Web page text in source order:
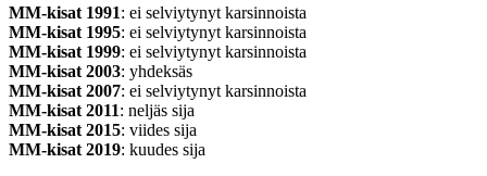
MM-kisat 1991: ei selviytynyt karsinnoista
MM-kisat 1995: ei selviytynyt karsinnoista
MM-kisat 1999: ei selviytynyt karsinnoista
MM-kisat 2003: yhdeksäs
MM-kisat 2007: ei selviytynyt karsinnoista
MM-kisat 2011: neljäs sija
MM-kisat 2015: viides sija
MM-kisat 2019: kuudes sija